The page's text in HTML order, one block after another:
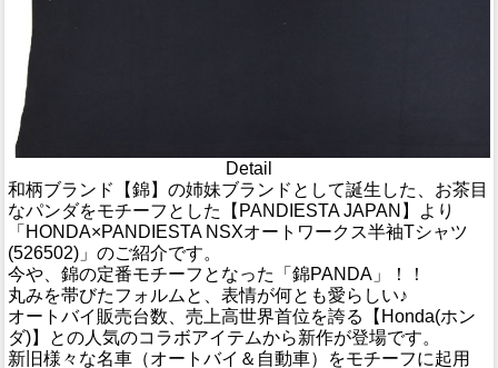
Detail
和柄ブランド【錦】の姉妹ブランドとして誕生した、お茶目
なパンダをモチーフとした【PANDIESTA JAPAN】より
「HONDA×PANDIESTA NSXオートワークス半袖Tシャツ
(526502)」のご紹介です。
今や、錦の定番モチーフとなった「錦PANDA」！！
丸みを帯びたフォルムと、表情が何とも愛らしい♪
オートバイ販売台数、売上高世界首位を誇る【Honda(ホン
ダ)】との人気のコラボアイテムから新作が登場です。
新旧様々な名車（オートバイ＆自動車）をモチーフに起用